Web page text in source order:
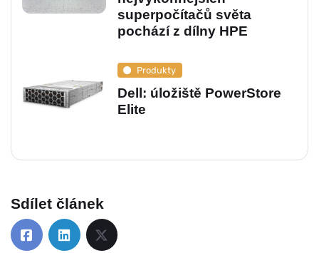
superpočítačů světa
pochází z dílny HPE
Produkty
Dell: úložiště PowerStore
Elite
Sdílet článek